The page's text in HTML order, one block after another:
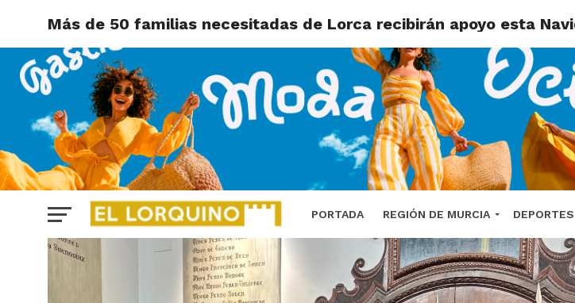
PORTADA REGIÓN DE MURCIA DEPORTES
Más de 50 familias necesitadas de Lorca recibirán apoyo esta